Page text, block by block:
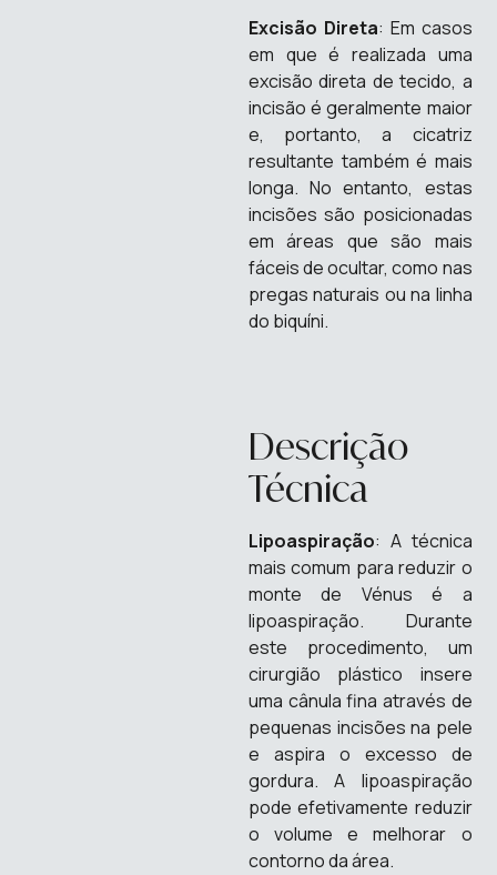
Excisão Direta: Em casos
em que é realizada uma
excisão direta de tecido, a
incisão é geralmente maior
e, portanto, a cicatriz
resultante também é mais
longa. No entanto, estas
incisões são posicionadas
em áreas que são mais
fáceis de ocultar, como nas
pregas naturais ou na linha
do biquíni.
Descrição
Técnica
Lipoaspiração: A técnica
mais comum para reduzir o
monte de Vénus é a
lipoaspiração. Durante
este procedimento, um
cirurgião plástico insere
uma cânula fina através de
pequenas incisões na pele
e aspira o excesso de
gordura. A lipoaspiração
pode efetivamente reduzir
o volume e melhorar o
contorno da área.